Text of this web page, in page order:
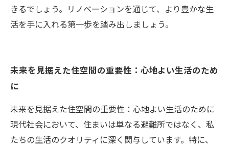
きるでしょう。リノベーションを通じて、より豊かな生
活を手に入れる第一歩を踏み出しましょう。
未来を見据えた住空間の重要性：心地よい生活のため
に
未来を見据えた住空間の重要性：心地よい生活のために
現代社会において、住まいは単なる避難所ではなく、私
たちの生活のクオリティに深く関与しています。特に、